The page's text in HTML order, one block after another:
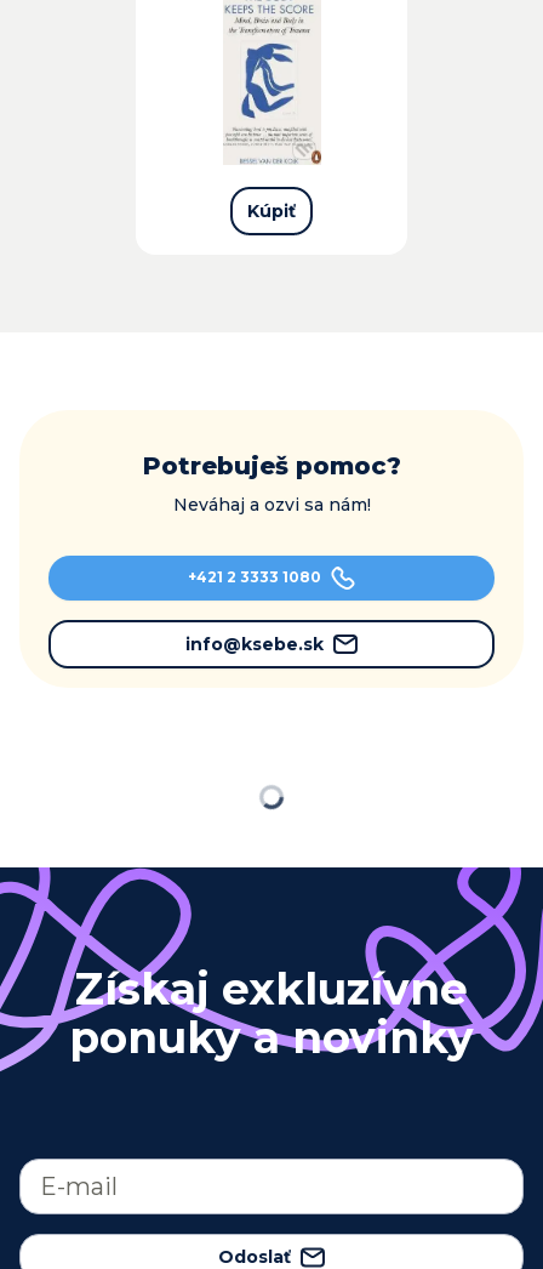
Kúpiť
Potrebuješ pomoc?
Neváhaj a ozvi sa nám!
+421 2 3333 1080
info@ksebe.sk
Načítavam…
Získaj exkluzívne
ponuky a novinky
Odoslať